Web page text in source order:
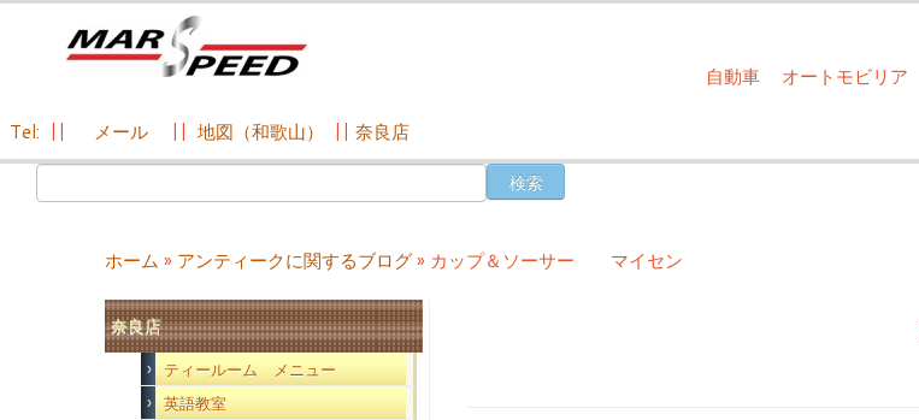
自動車 オートモビリア
Tel: メール 地図（和歌山） 奈良店
索:
ホーム » アンティークに関するブログ» カップ＆ソーサー マイセン
奈良店
ティールーム メニュー
英語教室